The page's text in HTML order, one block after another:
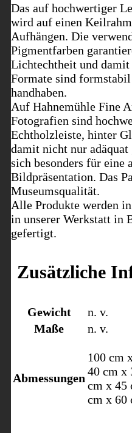
Das auf hochwertiger
wird auf einen
Aufhängen. Die
Pigmentfarben
Lichtechtheit und
Formate sind
handhaben.
Auf Hahnemühle Fine
Fotografien sind
Echtholzleiste, hinter
damit nicht nur adäquat
sich besonders für eine
Bildpräsentation. Das
Museumsqualität.
Alle Produkte werden
in unserer Werkstatt in
gefertigt.
Zusätzliche
Gewicht
n. v.
Maße
n. v.
Abmessungen
100 cm
40 cm x
cm x 45
cm x 60